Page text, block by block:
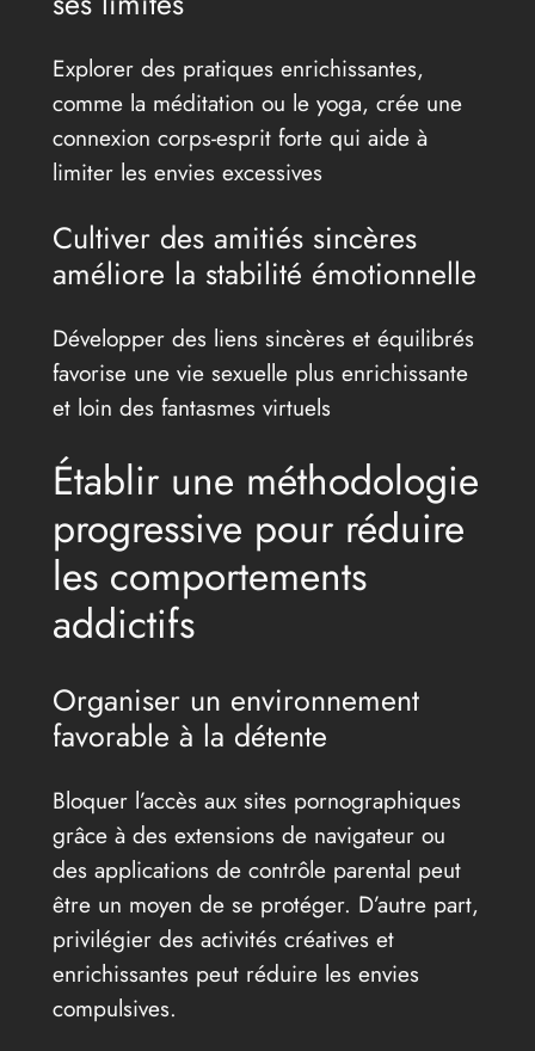
Explorer des pratiques enrichissantes,
comme la méditation ou le yoga, crée une
connexion corps-esprit forte qui aide à
limiter les envies excessives
Cultiver des amitiés sincères
améliore la stabilité émotionnelle
Développer des liens sincères et équilibrés
favorise une vie sexuelle plus enrichissante
et loin des fantasmes virtuels
Établir une méthodologie
progressive pour réduire
les comportements
addictifs
Organiser un environnement
favorable à la détente
Bloquer l’accès aux sites pornographiques
grâce à des extensions de navigateur ou
des applications de contrôle parental peut
être un moyen de se protéger. D’autre part,
privilégier des activités créatives et
enrichissantes peut réduire les envies
compulsives.